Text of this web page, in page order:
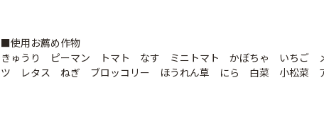
■使用お薦め作物
きゅうり ピーマン トマト なす ミニトマト かぼちゃ いちご
ツ レタス ねぎ ブロッコリー ほうれん草 にら 白菜 小松菜 ア